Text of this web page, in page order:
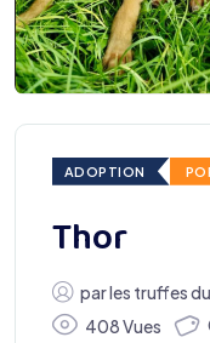
ADOPTION
Thor
parles truffes
408 Vues